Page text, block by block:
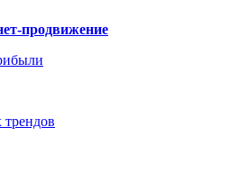
продвижение